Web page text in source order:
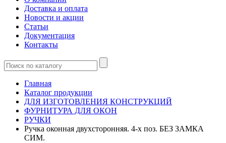
Доставка и оплата
Новости и акции
Статьи
Документация
Контакты
Главная
Каталог продукции
ДЛЯ ИЗГОТОВЛЕНИЯ КОНСТРУКЦИЙ
ФУРНИТУРА ДЛЯ ОКОН
РУЧКИ
Ручка оконная двухсторонняя. 4-х поз. БЕЗ ЗАМКА
СИМ.